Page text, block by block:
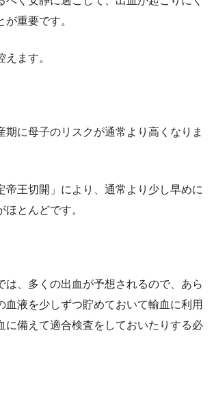
重要です。
ます。
期に母子のリスクが通常より高くなりま
帝王切開」により、通常より少し早めに
とんどです。
は、多くの出血が予想されるので、あら
血液を少しずつ貯めておいて輸血に利用
に備えて適合検査をしておいたりする必